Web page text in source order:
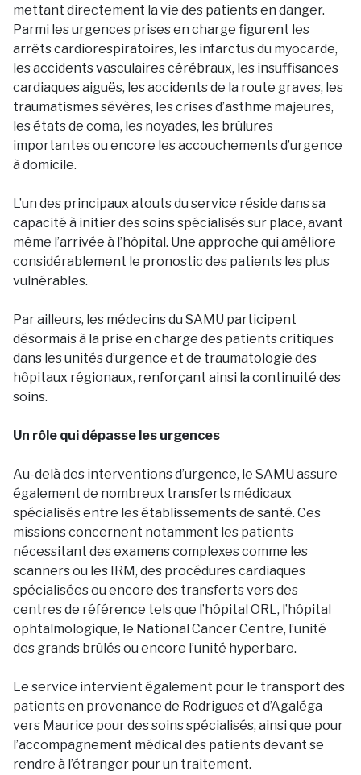
mettant directement la vie des patients en danger.
Parmi les urgences prises en charge figurent les
arrêts cardiorespiratoires, les infarctus du myocarde,
les accidents vasculaires cérébraux, les insuffisances
cardiaques aiguës, les accidents de la route graves, les
traumatismes sévères, les crises d’asthme majeures,
les états de coma, les noyades, les brûlures
importantes ou encore les accouchements d’urgence
à domicile.
L’un des principaux atouts du service réside dans sa
capacité à initier des soins spécialisés sur place, avant
même l’arrivée à l’hôpital. Une approche qui améliore
considérablement le pronostic des patients les plus
vulnérables.
Par ailleurs, les médecins du SAMU participent
désormais à la prise en charge des patients critiques
dans les unités d’urgence et de traumatologie des
hôpitaux régionaux, renforçant ainsi la continuité des
soins.
Un rôle qui dépasse les urgences
Au-delà des interventions d’urgence, le SAMU assure
également de nombreux transferts médicaux
spécialisés entre les établissements de santé. Ces
missions concernent notamment les patients
nécessitant des examens complexes comme les
scanners ou les IRM, des procédures cardiaques
spécialisées ou encore des transferts vers des
centres de référence tels que l’hôpital ORL, l’hôpital
ophtalmologique, le National Cancer Centre, l’unité
des grands brûlés ou encore l’unité hyperbare.
Le service intervient également pour le transport des
patients en provenance de Rodrigues et d’Agaléga
vers Maurice pour des soins spécialisés, ainsi que pour
l’accompagnement médical des patients devant se
rendre à l’étranger pour un traitement.